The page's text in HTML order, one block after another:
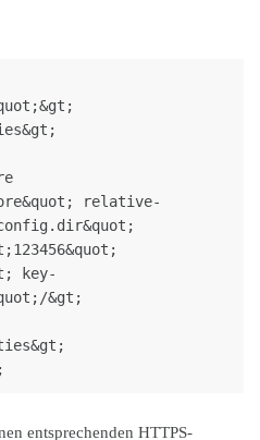
relative-
key-
&gt;
entsprechenden HTTPS-